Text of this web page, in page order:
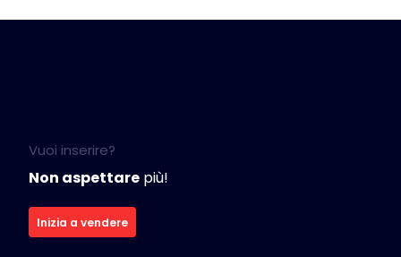
Vuoi inserire?
Non aspettare più!
Inizia a vendere